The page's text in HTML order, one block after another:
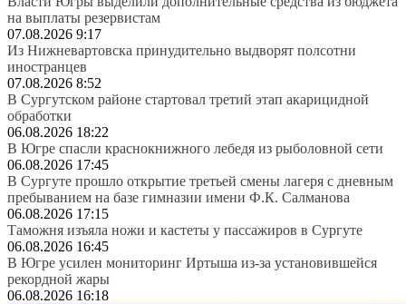
на выплаты резервистам
07.08.2026 9:17
Из Нижневартовска принудительно выдворят полсотни
иностранцев
07.08.2026 8:52
В Сургутском районе стартовал третий этап акарицидной
обработки
06.08.2026 18:22
В Югре спасли краснокнижного лебедя из рыболовной сети
06.08.2026 17:45
В Сургуте прошло открытие третьей смены лагеря с дневным
пребыванием на базе гимназии имени Ф.К. Салманова
06.08.2026 17:15
Таможня изъяла ножи и кастеты у пассажиров в Сургуте
06.08.2026 16:45
В Югре усилен мониторинг Иртыша из-за установившейся
рекордной жары
06.08.2026 16:18